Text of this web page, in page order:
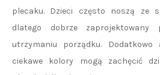
plecaku. Dzieci często noszą ze
dlatego dobrze
utrzymaniu porządku.
ciekawe kolory mogą zachęcić